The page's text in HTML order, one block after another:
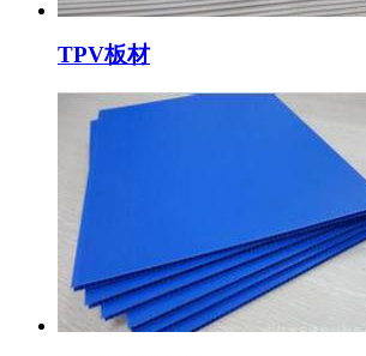
TPV板材